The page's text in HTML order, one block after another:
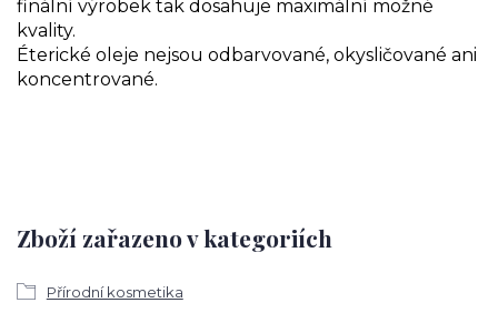
finální výrobek tak dosahuje maximální možné
kvality.
Éterické oleje nejsou odbarvované, okysličované ani
koncentrované.
Zboží zařazeno v kategoriích
Přírodní kosmetika